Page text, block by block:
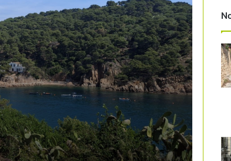
Brussel·les impulsa el bitllet únic de
tren per viatjar per Europa amb
diferents operadors
Delta reforça Espanya amb noves
rutes directes entre Barcelona-Seattle
El brot d’hantavirus en un creuer a
l’Atlàntic, sota control